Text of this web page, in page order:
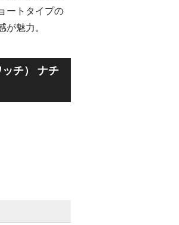
ートタイプの
魅力。
チ） ナチ